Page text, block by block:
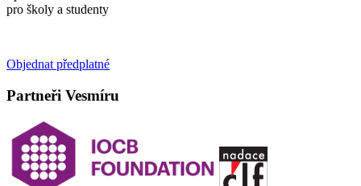
pro školy a studenty
Objednat předplatné
Partneři Vesmíru